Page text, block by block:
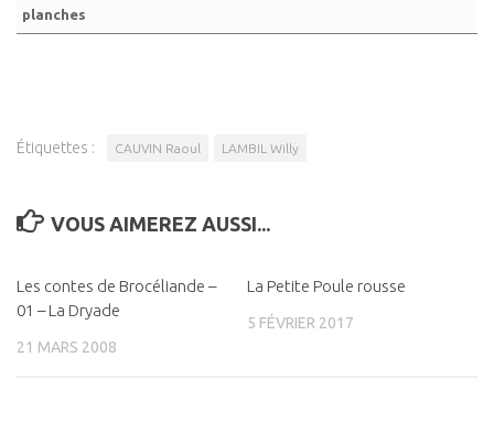
planches
Étiquettes : CAUVIN Raoul LAMBIL Willy
VOUS AIMEREZ AUSSI...
Les contes de Brocéliande –
01 – La Dryade
21 MARS 2008
La Petite Poule rousse
5 FÉVRIER 2017